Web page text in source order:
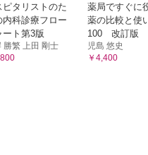
かかわったらいいの？
のはなぜ？
けれど，それで大丈夫？
ピタリストのた
内科診療フロー
ート第3版
勝繁 上田 剛士
薬局ですぐに
薬の比較と使
100 改訂版
児島 悠史
￥4,400